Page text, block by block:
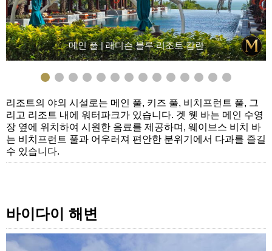
메인 풀 | 래디슨 블루 리조트 캄란
리조트의 야외 시설로는 메인 풀, 키즈 풀, 비치프런트 풀, 그
리고 리조트 내에 워터파크가 있습니다. 겟 웻 바는 메인 수영
장 옆에 위치하여 시원한 음료를 제공하며, 웨이브스 비치 바
는 비치프런트 풀과 어우러져 편안한 분위기에서 다과를 즐길
수 있습니다.
바이다이 해변